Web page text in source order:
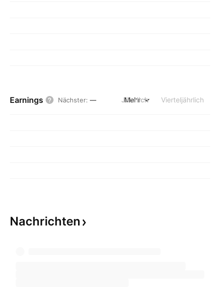
Earnings Nächster: — Jährlich Vierteljährlich
Mehr
Nachrichten